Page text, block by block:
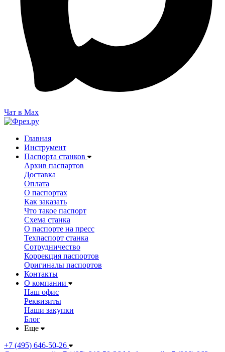
Чат в Max
Главная
Инструмент
Паспорта станков
Архив паспартов
Доставка
Оплата
О паспортах
Как заказать
Что такое паспорт
Схема станка
О паспорте на пресс
Техпаспорт станка
Сотрудничество
Коррекция паспортов
Оригиналы паспортов
Контакты
О компании
Наш офис
Реквизиты
Наши закупки
Блог
Еще
+7 (495) 646-50-26